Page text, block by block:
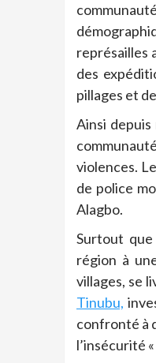
représailles
des
pillages et
Ainsi
violences.
de police
Alagbo.
Surtout que
région à
villages, se
Tinubu,
confronté à
l’insécurité